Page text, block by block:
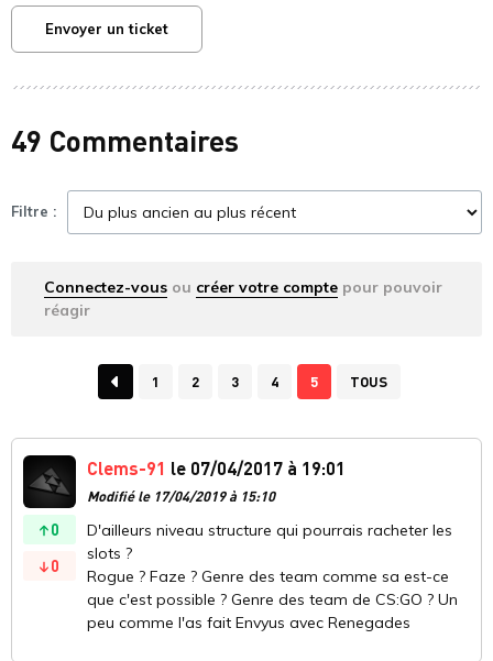
Envoyer un ticket
49 Commentaires
Filtre :
Connectez-vous ou créer votre compte pour pouvoir
réagir
1 2 3 4 5 TOUS
0
0
Clems-91 le 07/04/2017 à 19:01
Modifié le 17/04/2019 à 15:10
D'ailleurs niveau structure qui pourrais racheter les
slots ?
Rogue ? Faze ? Genre des team comme sa est-ce
que c'est possible ? Genre des team de CS:GO ? Un
peu comme l'as fait Envyus avec Renegades